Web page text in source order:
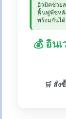
ฮิวมิคช่วย
ฟื้นฟูพืชหลั
พร้อมกันได้
💰 อิน
🛒 สั่ง